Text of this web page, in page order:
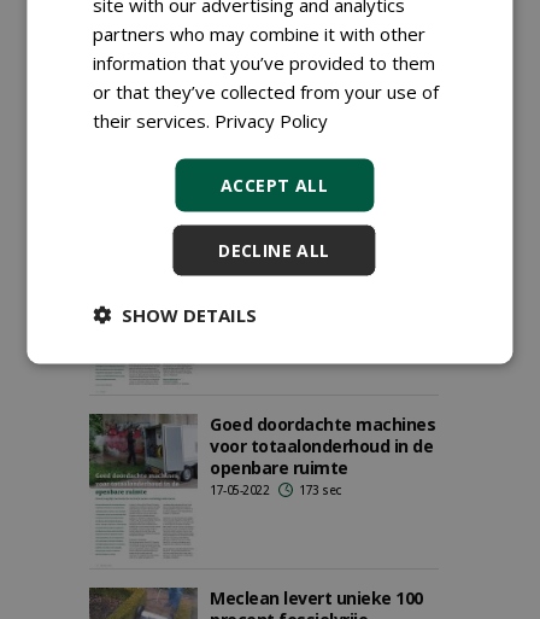
Meclean: toegevoegde
waarde van high-end
mechanische techniek
GTH 2022: Meclean gaat
voor fossielvrij
Goed doordachte machines
voor totaalonderhoud in de
openbare ruimte
17-05-2022 173 sec
Meclean levert unieke 100
partners who may combine it with other
information that you’ve provided to them
or that they’ve collected from your use of
their services. Privacy Policy
ACCEPT ALL
DECLINE ALL
SHOW DETAILS